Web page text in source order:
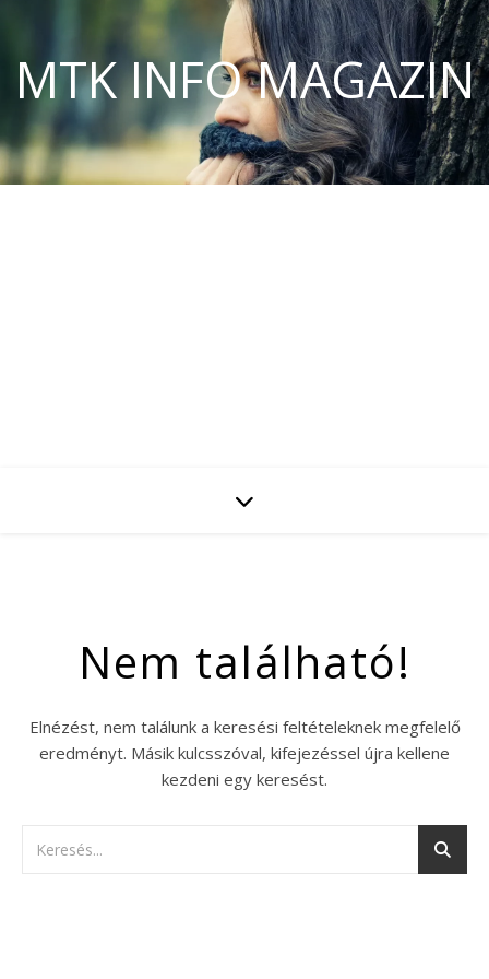
MTK INFO MAGAZIN
Nem található!
Elnézést, nem találunk a keresési feltételeknek megfelelő
eredményt. Másik kulcsszóval, kifejezéssel újra kellene
kezdeni egy keresést.